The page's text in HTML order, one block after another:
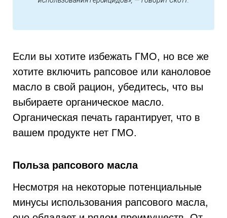
Если вы хотите избежать ГМО, но все же
хотите включить рапсовое или каноловое
масло в свой рацион, убедитесь, что вы
выбираете органическое масло.
Органическая печать гарантирует, что в
вашем продукте нет ГМО.
Польза рапсового масла
Несмотря на некоторые потенциальные
минусы использования рапсового масла,